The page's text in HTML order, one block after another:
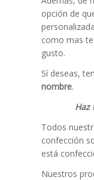
opción de
como mas
gusto.
Sí deseas,
nombre.
Haz
Todos
confección
está
Nuestros